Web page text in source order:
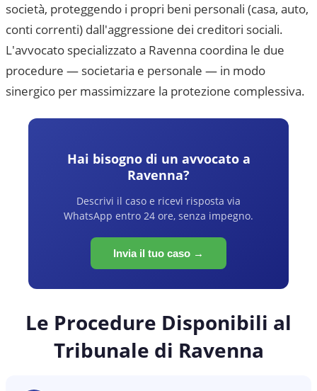
società, proteggendo i propri beni personali (casa, auto,
conti correnti) dall'aggressione dei creditori sociali.
L'avvocato specializzato a Ravenna coordina le due
procedure — societaria e personale — in modo
sinergico per massimizzare la protezione complessiva.
Hai bisogno di un avvocato a
Ravenna?
Descrivi il caso e ricevi risposta via
WhatsApp entro 24 ore, senza impegno.
Invia il tuo caso →
Le Procedure Disponibili al
Tribunale di Ravenna